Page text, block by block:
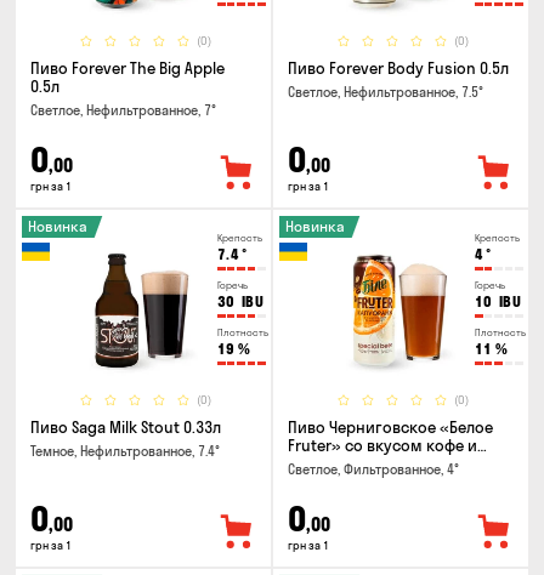
(0)
Пиво Forever The Big Apple
0.5л
Светлое, Нефильтрованное, 7°
0,00
грн за 1
(0)
Пиво Forever Body Fusion 0.5л
Светлое, Нефильтрованное, 7.5°
0,00
грн за 1
Крепость
7.4°
Горечь
30 IBU
Плотность
19 %
(0)
Новинка
Пиво Saga Milk Stout 0.33л
Темное, Нефильтрованное, 7.4°
0,00
грн за 1
Крепость
4°
Горечь
10 IBU
Плотность
11 %
(0)
Новинка
Пиво Черниговское «Белое
Fruter» со вкусом кофе и
апельсина 0.5 л
Светлое, Фильтрованное, 4°
0,00
грн за 1